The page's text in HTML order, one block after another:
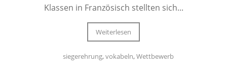
Klassen in Französisch stellten sich...
Weiterlesen
siegerehrung,vokabeln,Wettbewerb